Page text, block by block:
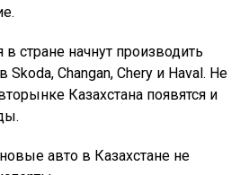
стране начнут производить
Changan, Chery и Haval. Не
Казахстана появятся и